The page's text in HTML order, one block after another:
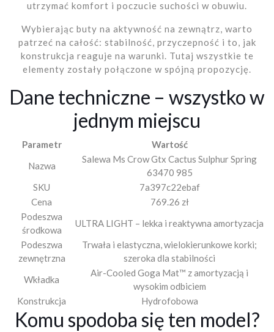
utrzymać komfort i poczucie suchości w obuwiu.
Wybierając buty na aktywność na zewnątrz, warto
patrzeć na całość: stabilność, przyczepność i to, jak
konstrukcja reaguje na warunki. Tutaj wszystkie te
elementy zostały połączone w spójną propozycję.
Dane techniczne – wszystko w
jednym miejscu
Parametr
Wartość
Nazwa
Salewa Ms Crow Gtx Cactus Sulphur Spring
63470 985
SKU
7a397c22ebaf
Cena
769.26 zł
Podeszwa
środkowa
ULTRA LIGHT – lekka i reaktywna amortyzacja
Podeszwa
zewnętrzna
Trwała i elastyczna, wielokierunkowe korki;
szeroka dla stabilności
Wkładka
Air-Cooled Goga Mat™ z amortyzacją i
wysokim odbiciem
Konstrukcja
Hydrofobowa
Komu spodoba się ten model?